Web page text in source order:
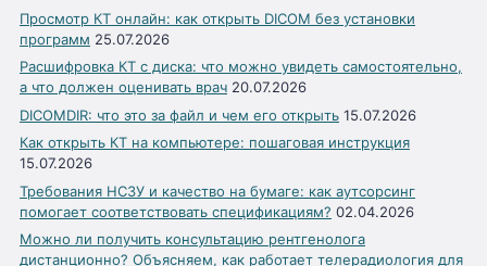
Просмотр КТ онлайн: как открыть DICOM без установки
программ 25.07.2026
Расшифровка КТ с диска: что можно увидеть самостоятельно,
а что должен оценивать врач 20.07.2026
DICOMDIR: что это за файл и чем его открыть 15.07.2026
Как открыть КТ на компьютере: пошаговая инструкция
15.07.2026
Требования НСЗУ и качество на бумаге: как аутсорсинг
помогает соответствовать спецификациям? 02.04.2026
Можно ли получить консультацию рентгенолога
дистанционно? Объясняем, как работает телерадиология для